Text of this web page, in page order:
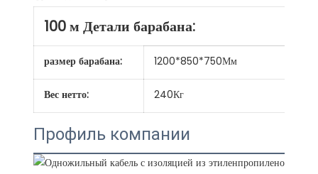
100 м Детали барабана:
размер барабана: 1200*850*750Мм
Вес нетто: 240Кг
Профиль компании